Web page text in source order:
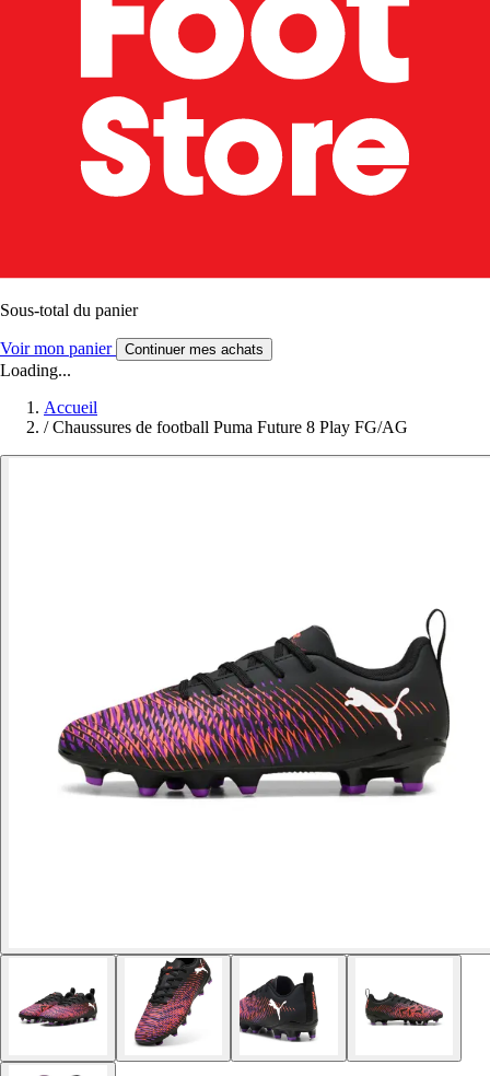
Sous-total du panier
Voir mon panier Continuer mes achats
Loading...
Accueil
/ Chaussures de football Puma Future 8 Play FG/AG